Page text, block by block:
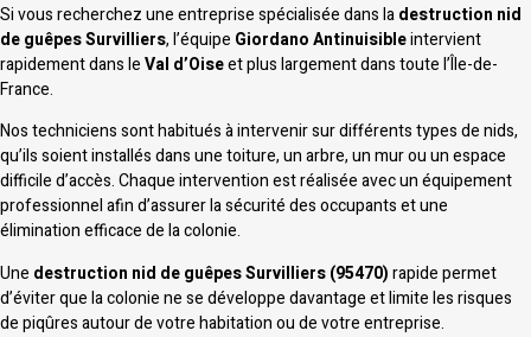
Si vous recherchez une entreprise spécialisée dans ladestruction nid
de guêpes Survilliers, l’équipe Giordano Antinuisibleintervient
rapidement dans leVal d’Oiseet plus largement dans toute l’Île-de-
France.
Nos techniciens sont habitués à intervenir sur différents types de nids,
qu’ils soient installés dans une toiture, un arbre, un mur ou un espace
difficile d’accès. Chaque intervention est réalisée avec un équipement
professionnel afin d’assurer la sécurité des occupants et une
élimination efficace de la colonie.
Une destruction nid de guêpes Survilliers (95470)rapide permet
d’éviter que la colonie ne se développe davantage et limite les risques
de piqûres autour de votre habitation ou de votre entreprise.